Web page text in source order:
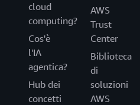
cloud
computing?
Cos'è
l'IA
agentica?
Hub dei
concetti
AWS
Trust
Center
Biblioteca
di
soluzioni
AWS